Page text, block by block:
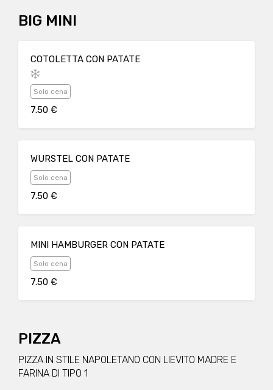
BIG MINI
COTOLETTA CON PATATE
Solo cena
7.50 €
WURSTEL CON PATATE
Solo cena
7.50 €
MINI HAMBURGER CON PATATE
Solo cena
7.50 €
PIZZA
PIZZA IN STILE NAPOLETANO CON LIEVITO MADRE E
FARINA DI TIPO 1